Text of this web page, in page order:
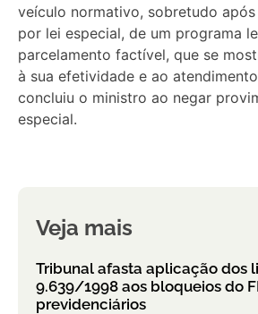
veículo normativo, sobretudo
por lei especial, de um programa
parcelamento factível, que se
à sua efetividade e ao
concluiu o ministro ao negar
especial.
Veja mais
Tribunal afasta aplicação dos
9.639/1998 aos bloqueios do
previdenciários